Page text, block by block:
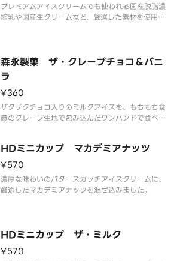
プレミアムアイスクリームでも使われる国産脱脂濃
縮乳や国産生クリームなど、厳選した素材を使用し
森永製菓 ザ・クレープチョコ＆バニ
ラ
¥360
ザクザクチョコ入りのミルクアイスを、もちもち食
感のクレープ生地で包み込んだワンハンドで食べれ
HDミニカップ マカデミアナッツ
¥570
濃厚な味わいのバタースカッチアイスクリームに、
厳選したマカデミアナッツを混ぜ込みました。
HDミニカップ ザ・ミルク
¥570